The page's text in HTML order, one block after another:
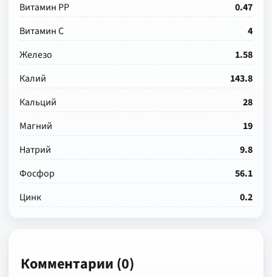
Витамин РР
0.47
Витамин С
4
Железо
1.58
Калий
143.8
Кальций
28
Магний
19
Натрий
9.8
Фосфор
56.1
Цинк
0.2
Комментарии (0)